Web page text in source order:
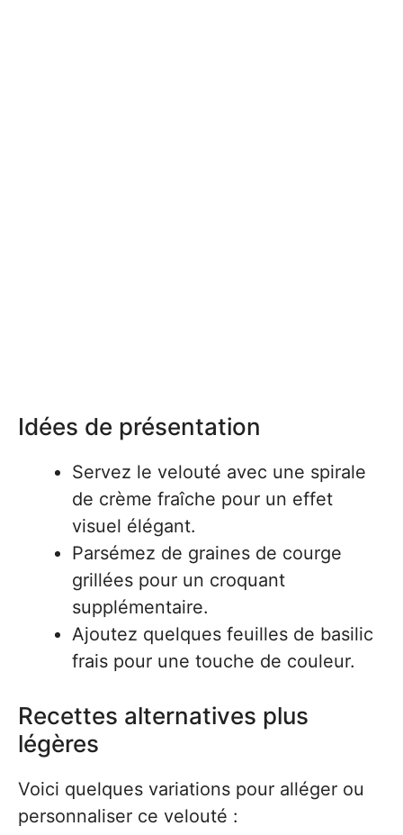
Idées de présentation
Servez le velouté avec une spirale
de crème fraîche pour un effet
visuel élégant.
Parsémez de graines de courge
grillées pour un croquant
supplémentaire.
Ajoutez quelques feuilles de basilic
frais pour une touche de couleur.
Recettes alternatives plus
légères
Voici quelques variations pour alléger ou
personnaliser ce velouté :